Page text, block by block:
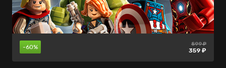
-60% 899 ₽
359 ₽
нет в
продаже
нет в
продаже